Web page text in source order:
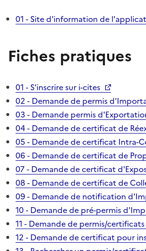
01 - Site d'information de
Fiches pratiques
01 - S'inscrire sur i-cites
02 - Demande de permis
03 - Demande permis
04 - Demande de certificat de
05 - Demande de certificat Intra-
06 - Demande de certificat de
07 - Demande de certificat
08 - Demande de certificat de
09 - Demande de notification
10 - Demande de pré-permis
11 - Demande de permis/
12 - Demande de certificat pour